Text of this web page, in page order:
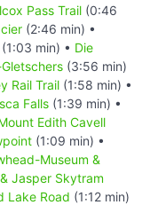
Pass Trail (0:46
(2:46 min) •
(1:03 min) • Die
(3:56 min)
Rail Trail (1:58 min) •
Falls (1:39 min) •
Edith Cavell
(1:09 min) •
Museum &
Jasper Skytram
Lake Road (1:12 min)